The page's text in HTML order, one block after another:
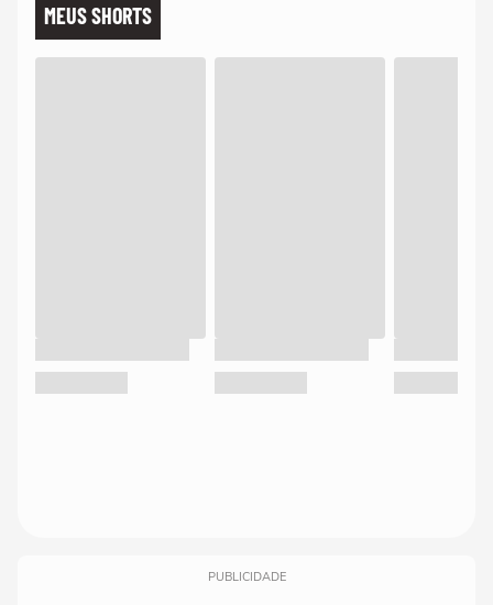
MEUS SHORTS
PUBLICIDADE